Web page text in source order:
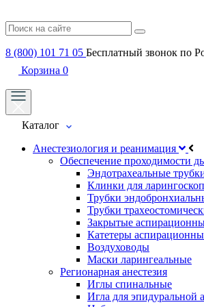
8 (800) 101 71 05 Бесплатный звонок по
Корзина 0
Каталог
Анестезиология и реанимация
Обеспечение проходимости
Эндотрахеальные
Клинки для
Трубки
Трубки
Закрытые
Катетеры
Воздуховоды
Маски ларингеальные
Регионарная анестезия
Иглы спинальные
Игла для эпидуральной